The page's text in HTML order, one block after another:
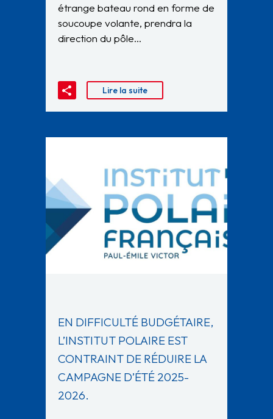
étrange bateau rond en forme de
soucoupe volante, prendra la
direction du pôle…
Lire la suite
EN DIFFICULTÉ BUDGÉTAIRE,
L’INSTITUT POLAIRE EST
CONTRAINT DE RÉDUIRE LA
CAMPAGNE D’ÉTÉ 2025-
2026.